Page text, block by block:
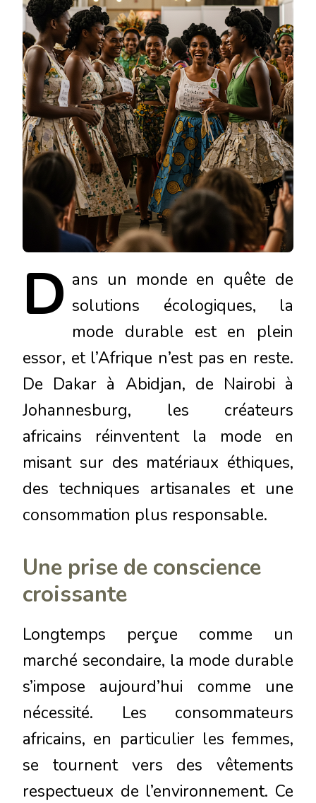
D ans un monde en quête de
solutions écologiques, la
mode durable est en plein
essor, et l’Afrique n’est pas en reste.
De Dakar à Abidjan, de Nairobi à
Johannesburg, les créateurs
africains réinventent la mode en
misant sur des matériaux éthiques,
des techniques artisanales et une
consommation plus responsable.
Une prise de conscience
croissante
Longtemps perçue comme un
marché secondaire, la mode durable
s’impose aujourd’hui comme une
nécessité. Les consommateurs
africains, en particulier les femmes,
se tournent vers des vêtements
respectueux de l’environnement. Ce